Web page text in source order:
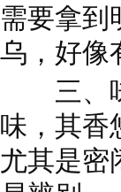
需要拿到
乌，好像
三、味
味，其香
尤其是密